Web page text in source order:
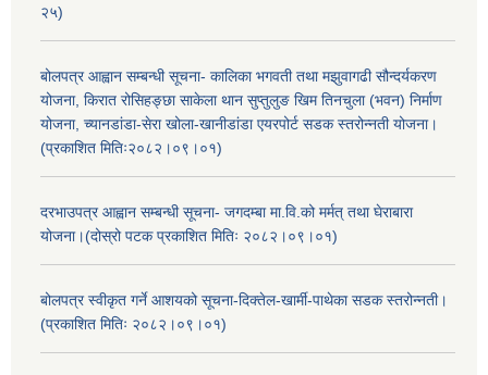
२५)
बोलपत्र आह्वान सम्बन्धी सूचना- कालिका भगवती तथा मझुवागढी सौन्दर्यकरण
योजना, किरात रोसिहङ्छा साकेला थान सुप्तुलुङ खिम तिनचुला (भवन) निर्माण
योजना, च्यानडांडा-सेरा खोला-खानीडांडा एयरपोर्ट सडक स्तरोन्नती योजना।
(प्रकाशित मितिः२०८२।०९।०१)
दरभाउपत्र आह्वान सम्बन्धी सूचना- जगदम्बा मा.वि.को मर्मत् तथा घेराबारा
योजना।(दोस्रो पटक प्रकाशित मितिः २०८२।०९।०१)
बोलपत्र स्वीकृत गर्ने आशयको सूचना-दिक्तेल-खार्मी-पाथेका सडक स्तरोन्नती।
(प्रकाशित मितिः २०८२।०९।०१)